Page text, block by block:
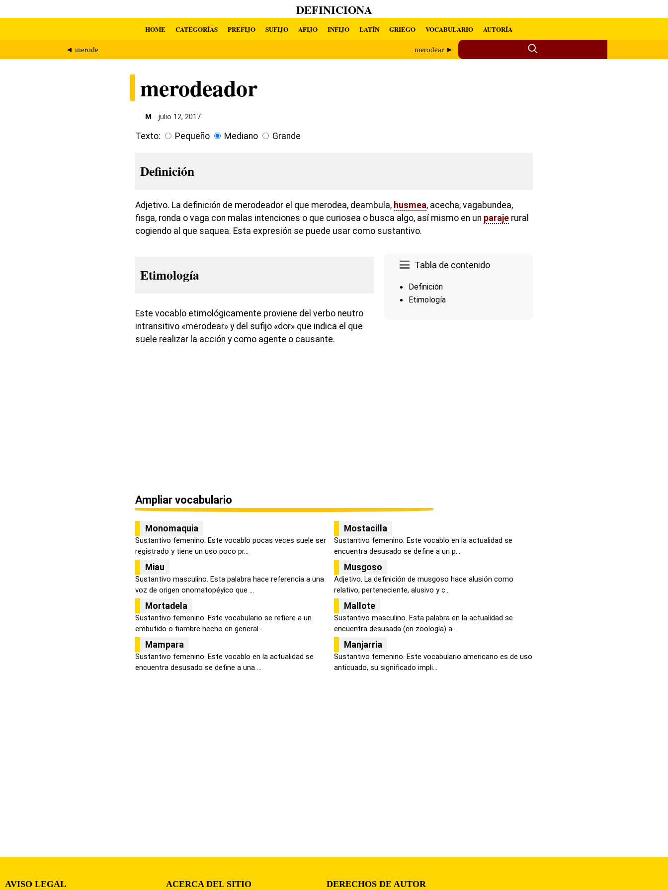
DEFINICIONA
HOME CATEGORÍAS PREFIJO SUFIJO AFIJO INFIJO LATÍN GRIEGO VOCABULARIO AUTORÍA
◄ merode merodear ►
merodeador
M - julio 12, 2017
Texto: Pequeño Mediano Grande
Definición
Adjetivo. La definición de merodeador el que merodea, deambula, husmea, acecha, vagabundea,
fisga, ronda o vaga con malas intenciones o que curiosea o busca algo, así mismo en un paraje rural
cogiendo al que saquea. Esta expresión se puede usar como sustantivo.
Tabla de contenido
Definición
Etimología
Etimología
Este vocablo etimológicamente proviene del verbo neutro
intransitivo «merodear» y del sufijo «dor» que indica el que
suele realizar la acción y como agente o causante.
Ampliar vocabulario
Monomaquia
Sustantivo femenino. Este vocablo pocas veces suele ser
registrado y tiene un uso poco pr...
Mostacilla
Sustantivo femenino. Este vocablo en la actualidad se
encuentra desusado se define a un p...
Miau
Sustantivo masculino. Esta palabra hace referencia a una
voz de origen onomatopéyico que ...
Musgoso
Adjetivo. La definición de musgoso hace alusión como
relativo, perteneciente, alusivo y c...
Mortadela
Sustantivo femenino. Este vocabulario se refiere a un
embutido o fiambre hecho en general...
Mallote
Sustantivo masculino. Esta palabra en la actualidad se
encuentra desusada (en zoología) a...
Mampara
Sustantivo femenino. Este vocablo en la actualidad se
encuentra desusado se define a una ...
Manjarria
Sustantivo femenino. Este vocabulario americano es de uso
anticuado, su significado impli...
AVISO LEGAL ACERCA DEL SITIO DERECHOS DE AUTOR